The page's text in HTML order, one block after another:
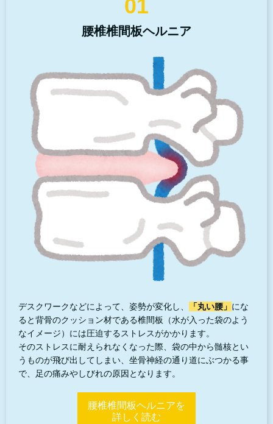
01
腰椎椎間板ヘルニア
デスクワークなどによって、姿勢が変化し、 「丸い腰」 にな
ると背骨のクッション材である椎間板（水が入った袋のよう
なイメージ）には圧迫するストレスがかかります。
そのストレスに耐えられなくなった際、袋の中から髄核とい
うものが飛び出してしまい、坐骨神経の通り道にぶつかる事
で、足の痛みやしびれの原因となります。
腰椎椎間板ヘルニアを
詳しく読む